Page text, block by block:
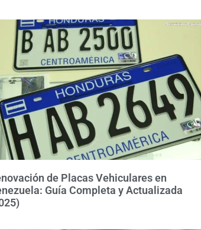
de Placas Vehiculares en
Guía Completa y Actualizada